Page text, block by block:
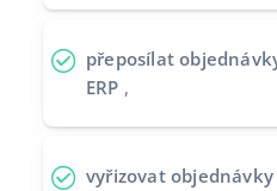
přeposílat
ERP ,
vyřizovat